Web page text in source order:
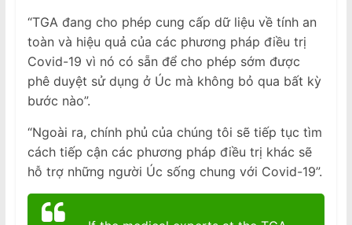
“TGA đang cho phép cung cấp dữ liệu về tính an
toàn và hiệu quả của các phương pháp điều trị
Covid-19 vì nó có sẵn để cho phép sớm được
phê duyệt sử dụng ở Úc mà không bỏ qua bất kỳ
bước nào”.
“Ngoài ra, chính phủ của chúng tôi sẽ tiếp tục tìm
cách tiếp cận các phương pháp điều trị khác sẽ
hỗ trợ những người Úc sống chung với Covid-19”.